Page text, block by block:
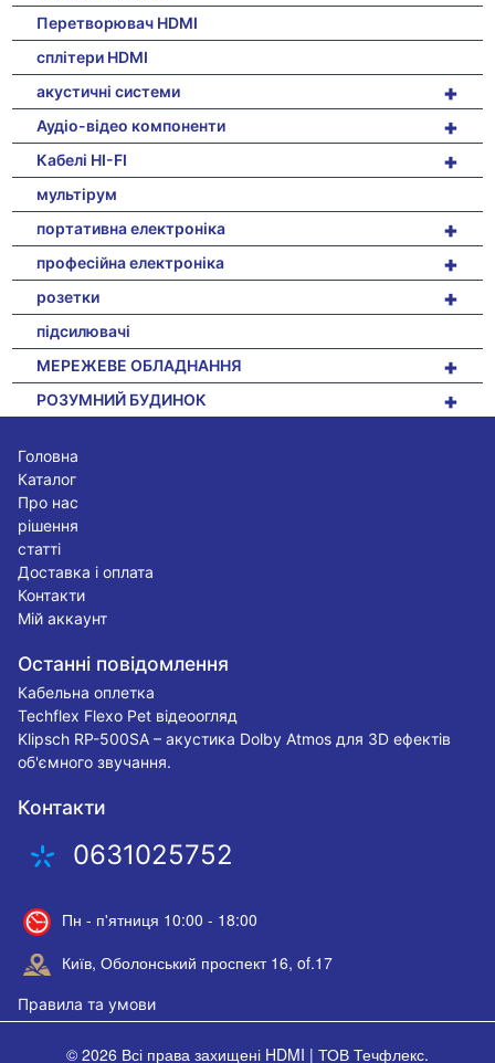
Перетворювач HDMI
сплітери HDMI
+
акустичні системи
+
Аудіо-відео компоненти
+
Кабелі HI-FI
мультірум
+
портативна електроніка
+
професійна електроніка
+
розетки
підсилювачі
+
МЕРЕЖЕВЕ ОБЛАДНАННЯ
+
РОЗУМНИЙ БУДИНОК
Головна
Каталог
Про нас
рішення
статті
Доставка і оплата
Контакти
Мій аккаунт
Останні повідомлення
Кабельна оплетка
Techflex Flexo Pet відеоогляд
Klipsch RP-500SA – акустика Dolby Atmos для 3D ефектів
об'ємного звучання.
Контакти
0631025752
Пн - п'ятниця 10:00 - 18:00
Київ, Оболонський проспект 16, of.17
Правила та умови
© 2026 Всі права захищені HDMI | ТОВ Течфлекс.